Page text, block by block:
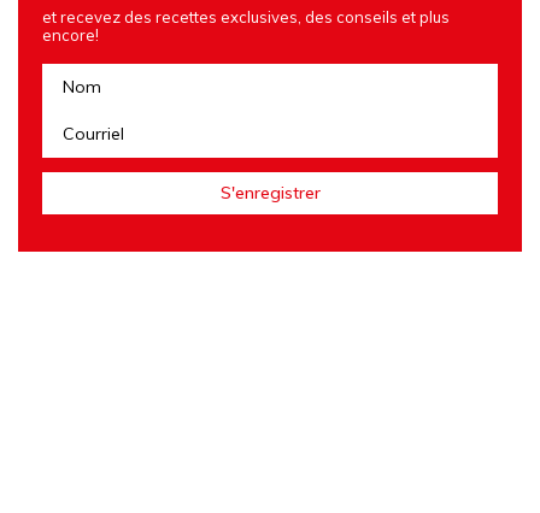
et recevez des recettes exclusives, des conseils et plus
encore!